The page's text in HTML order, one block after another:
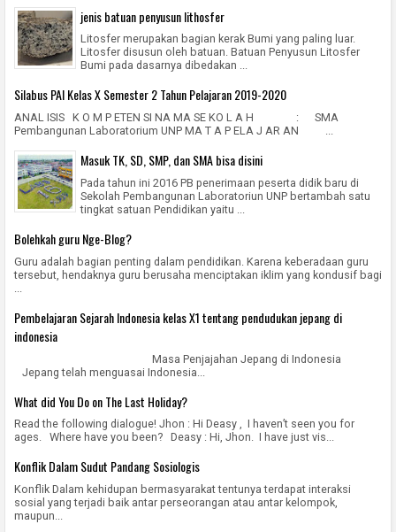
jenis batuan penyusun lithosfer
Litosfer merupakan bagian kerak Bumi yang paling luar.
Litosfer disusun oleh batuan. Batuan Penyusun Litosfer
Bumi pada dasarnya dibedakan ...
Silabus PAI Kelas X Semester 2 Tahun Pelajaran 2019-2020
ANAL ISIS K O M P ETEN SI NA MA SE KO L A H : SMA
Pembangunan Laboratorium UNP MA T A P ELA J AR AN ...
Masuk TK, SD, SMP, dan SMA bisa disini
Pada tahun ini 2016 PB penerimaan peserta didik baru di
Sekolah Pembangunan Laboratoriun UNP bertambah satu
tingkat satuan Pendidikan yaitu ...
Bolehkah guru Nge-Blog?
Guru adalah bagian penting dalam pendidikan. Karena keberadaan guru
tersebut, hendaknya guru berusaha menciptakan iklim yang kondusif bagi
Pembelajaran Sejarah Indonesia kelas X1 tentang pendudukan jepang di
indonesia
Masa Penjajahan Jepang di Indonesia
Jepang telah menguasai Indonesia...
What did You Do on The Last Holiday?
Read the following dialogue! Jhon : Hi Deasy , I haven’t seen you for
ages. Where have you been? Deasy : Hi, Jhon. I have just vis...
Konflik Dalam Sudut Pandang Sosiologis
Konflik Dalam kehidupan bermasyarakat tentunya terdapat interaksi
sosial yang terjadi baik antar perseorangan atau antar kelompok,
maupun...